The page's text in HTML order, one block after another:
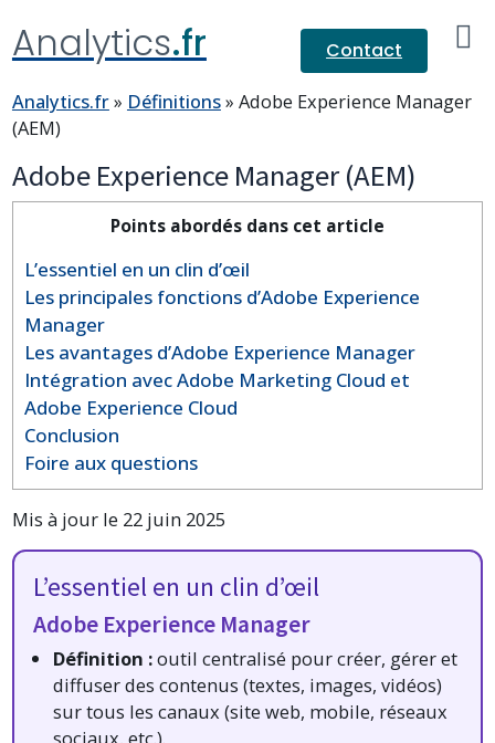
Analytics.fr
Contact
Analytics.fr» Définitions» Adobe Experience Manager
(AEM)
Adobe Experience Manager (AEM)
Points abordés dans cet article
L’essentiel en un clin d’œil
Les principales fonctions d’Adobe Experience
Manager
Les avantages d’Adobe Experience Manager
Intégration avec Adobe Marketing Cloud et
Adobe Experience Cloud
Conclusion
Foire aux questions
Mis à jour le 22 juin 2025
L’essentiel en un clin d’œil
Adobe Experience Manager
Définition :outil centralisé pour créer, gérer et
diffuser des contenus (textes, images, vidéos)
sur tous les canaux (site web, mobile, réseaux